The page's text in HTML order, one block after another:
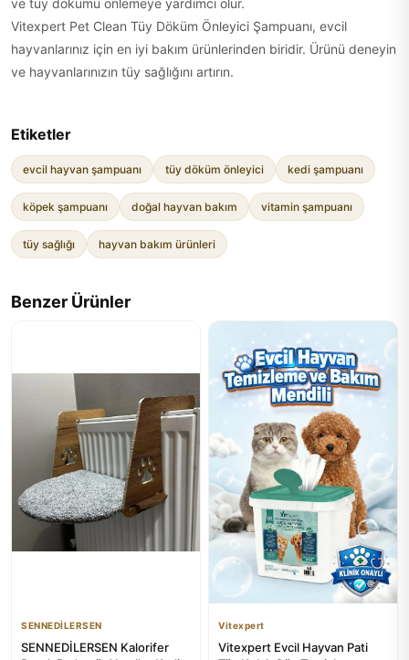
ve tüy dökümü önlemeye yardımcı olur.
Vitexpert Pet Clean Tüy Döküm Önleyici Şampuanı, evcil
hayvanlarınız için en iyi bakım ürünlerinden biridir. Ürünü deneyin
ve hayvanlarınızın tüy sağlığını artırın.
Etiketler
evcil hayvan şampuanı tüy döküm önleyici kedi şampuanı
köpek şampuanı doğal hayvan bakım vitamin şampuanı
tüy sağlığı hayvan bakım ürünleri
Benzer Ürünler
SENNEDİLERSEN
SENNEDİLERSEN Kalorifer
Vitexpert
Vitexpert Evcil Hayvan Pati